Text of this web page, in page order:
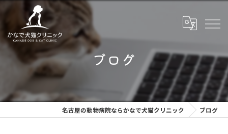
ブログ
名古屋の動物病院ならかなで犬猫クリニック ブログ